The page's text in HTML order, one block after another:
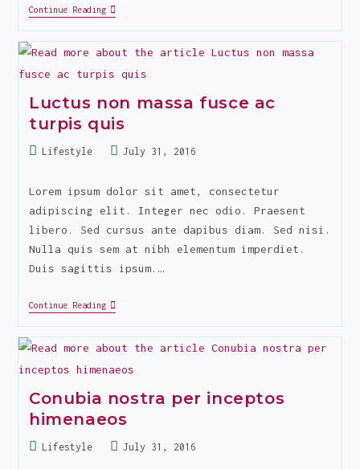
Continue ReadingQuis
Lacinia
Aliquet
Ipsum
Luctus non massa fusce ac
turpis quis
PostLifestyle
Post
modified:
July 31, 2016
Lorem ipsum dolor sit amet, consectetur
adipiscing elit. Integer nec odio. Praesent
libero. Sed cursus ante dapibus diam. Sed nisi.
Nulla quis sem at nibh elementum imperdiet.
Duis sagittis ipsum.…
Continue ReadingLuctus
Massa
Fusce
Turpis
Conubia nostra per inceptos
himenaeos
PostLifestyle
PostJuly 31, 2016